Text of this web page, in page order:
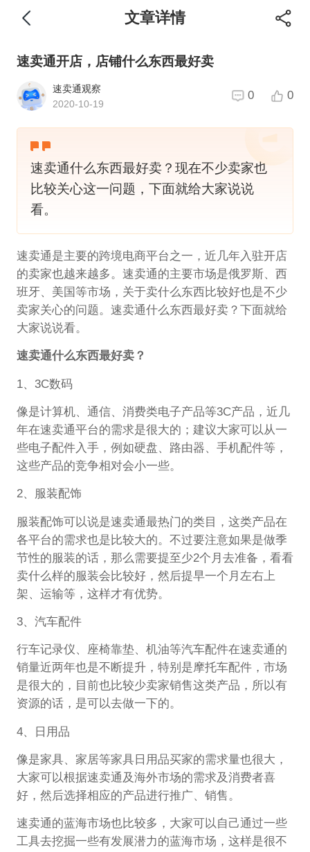
文章详情
速卖通开店，店铺什么东西最好卖
速卖通观察
2020-10-19
0 0
速卖通什么东西最好卖？现在不少卖家也
比较关心这一问题，下面就给大家说说
看。
速卖通是主要的跨境电商平台之一，近几年入驻开店
的卖家也越来越多。速卖通的主要市场是俄罗斯、西
班牙、美国等市场，关于卖什么东西比较好也是不少
卖家关心的问题。速卖通什么东西最好卖？下面就给
大家说说看。
速卖通什么东西最好卖？
1、3C数码
像是计算机、通信、消费类电子产品等3C产品，近几
年在速卖通平台的需求是很大的；建议大家可以从一
些电子配件入手，例如硬盘、路由器、手机配件等，
这些产品的竞争相对会小一些。
2、服装配饰
服装配饰可以说是速卖通最热门的类目，这类产品在
各平台的需求也是比较大的。不过要注意如果是做季
节性的服装的话，那么需要提至少2个月去准备，看看
卖什么样的服装会比较好，然后提早一个月左右上
架、运输等，这样才有优势。
3、汽车配件
行车记录仪、座椅靠垫、机油等汽车配件在速卖通的
销量近两年也是不断提升，特别是摩托车配件，市场
是很大的，目前也比较少卖家销售这类产品，所以有
资源的话，是可以去做一下的。
4、日用品
像是家具、家居等家具日用品买家的需求量也很大，
大家可以根据速卖通及海外市场的需求及消费者喜
好，然后选择相应的产品进行推广、销售。
速卖通的蓝海市场也比较多，大家可以自己通过一些
工具去挖掘一些有发展潜力的蓝海市场，这样是很不